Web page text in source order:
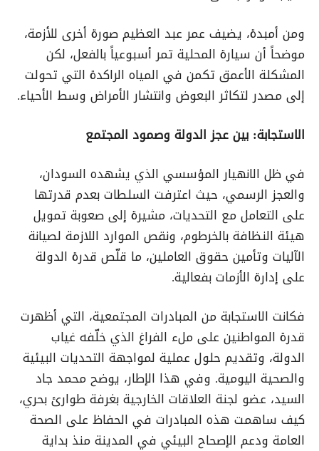
ومن أمبدة، يضيف عمر عبد العظيم صورة أخرى للأزمة،
موضحاً أن سيارة المحلية تمر أسبوعياً بالفعل، لكن
المشكلة الأعمق تكمن في المياه الراكدة التي تحولت
إلى مصدر لتكاثر البعوض وانتشار الأمراض وسط الأحياء.
الاستجابة: بين عجز الدولة وصمود المجتمع
في ظل الانهيار المؤسسي الذي يشهده السودان،
والعجز الرسمي، حيث اعترفت السلطات بعدم قدرتها
على التعامل مع التحديات، مشيرة إلى صعوبة تمويل
هيئة النظافة بالخرطوم، ونقص الموارد اللازمة لصيانة
الآليات وتأمين حقوق العاملين، ما قلّص قدرة الدولة
على إدارة الأزمات بفعالية.
فكانت الاستجابة من المبادرات المجتمعية، التي أظهرت
قدرة المواطنين على ملء الفراغ الذي خلّفه غياب
الدولة، وتقديم حلول عملية لمواجهة التحديات البيئية
والصحية اليومية. وفي هذا الإطار، يوضح محمد جاد
السيد، عضو لجنة العلاقات الخارجية بغرفة طوارئ بحري،
كيف ساهمت هذه المبادرات في الحفاظ على الصحة
العامة ودعم الإصحاح البيئي في المدينة منذ بداية